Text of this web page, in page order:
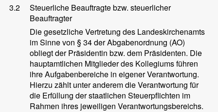
3.2
Steuerliche Beauftragte bzw. steuerlicher
Beauftragter
Die gesetzliche Vertretung des Landeskirchenamts
im Sinne von § 34 der Abgabenordnung (AO)
obliegt der Präsidentin bzw. dem Präsidenten. Die
hauptamtlichen Mitglieder des Kollegiums führen
ihre Aufgabenbereiche in eigener Verantwortung.
Hierzu zählt unter anderem die Verantwortung für
die Erfüllung der staatlichen Steuerpflichten im
Rahmen ihres jeweiligen Verantwortungsbereichs.